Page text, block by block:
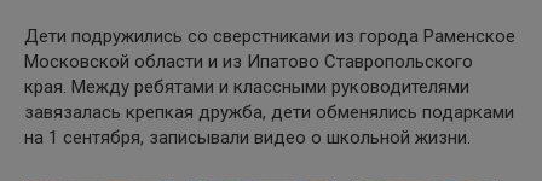
Дети подружились со сверстниками из города Раменское
Московской области и из Ипатово Ставропольского
края. Между ребятами и классными руководителями
завязалась крепкая дружба, дети обменялись подарками
на 1 сентября, записывали видео о школьной жизни.